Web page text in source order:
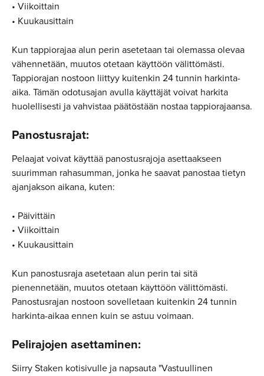
• Viikoittain
• Kuukausittain
Kun tappiorajaa alun perin asetetaan tai olemassa olevaa
vähennetään, muutos otetaan käyttöön välittömästi.
Tappiorajan nostoon liittyy kuitenkin 24 tunnin harkinta-
aika. Tämän odotusajan avulla käyttäjät voivat harkita
huolellisesti ja vahvistaa päätöstään nostaa tappiorajaansa.
Panostusrajat:
Pelaajat voivat käyttää panostusrajoja asettaakseen
suurimman rahasumman, jonka he saavat panostaa tietyn
ajanjakson aikana, kuten:
• Päivittäin
• Viikoittain
• Kuukausittain
Kun panostusraja asetetaan alun perin tai sitä
pienennetään, muutos otetaan käyttöön välittömästi.
Panostusrajan nostoon sovelletaan kuitenkin 24 tunnin
harkinta-aikaa ennen kuin se astuu voimaan.
Pelirajojen asettaminen:
Siirry Staken kotisivulle ja napsauta "Vastuullinen